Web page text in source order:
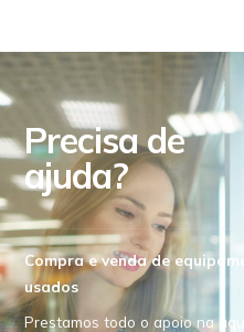
Precisa de
ajuda?
Compra e venda de
usados
Prestamos todo o apoio na